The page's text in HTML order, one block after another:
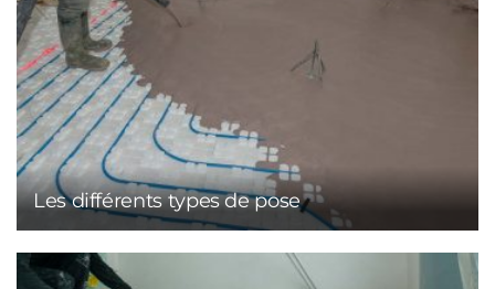
Les différents types de pose